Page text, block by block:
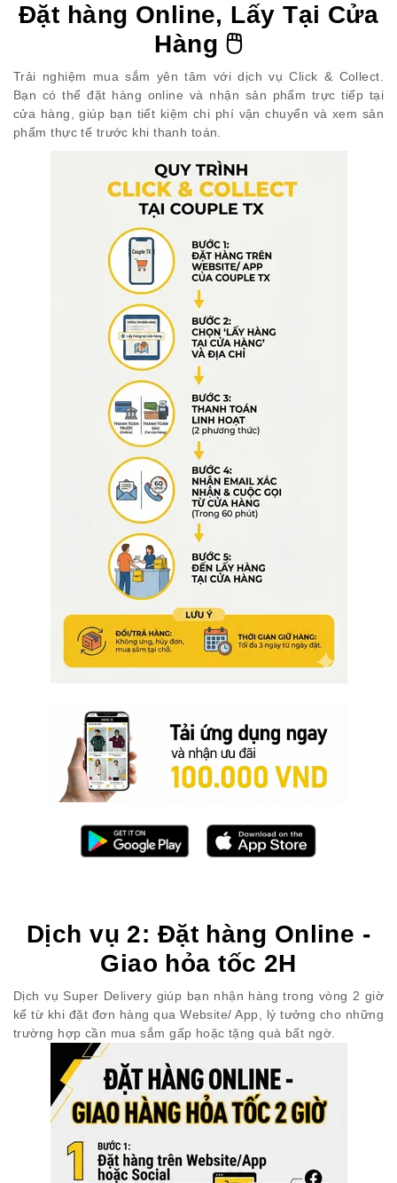
Đặt hàng Online, Lấy Tại Cửa
Hàng 🖱
Trải nghiệm mua sắm yên tâm với dịch vụ Click & Collect.
Bạn có thể đặt hàng online và nhận sản phẩm trực tiếp tại
cửa hàng, giúp bạn tiết kiệm chi phí vận chuyển và xem sản
phẩm thực tế trước khi thanh toán.
Dịch vụ 2: Đặt hàng Online -
Giao hỏa tốc 2H
Dịch vụ Super Delivery giúp bạn nhận hàng trong vòng 2 giờ
kể từ khi đặt đơn hàng qua Website/ App, lý tưởng cho những
trường hợp cần mua sắm gấp hoặc tặng quà bất ngờ.